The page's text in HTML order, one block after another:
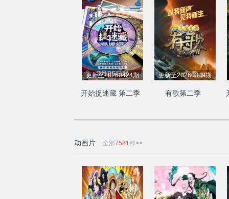
更新至20260424期
开始捉迷藏 第二季
更新至20260309期
有歌第二季
动画片 全部7581部>>